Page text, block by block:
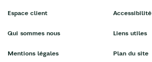
Espace client
Qui sommes nous
Mentions légales
Accessibilité
Liens utiles
Plan du site